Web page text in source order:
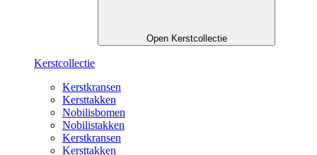
Open Kerstcollectie
Kerstcollectie
Kerstkransen
Kersttakken
Nobilisbomen
Nobilistakken
Kerstkransen
Kersttakken